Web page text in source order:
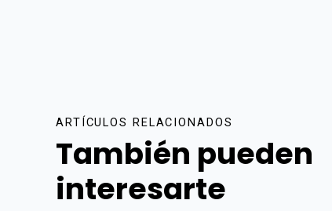
ARTÍCULOS RELACIONADOS
También pueden
interesarte